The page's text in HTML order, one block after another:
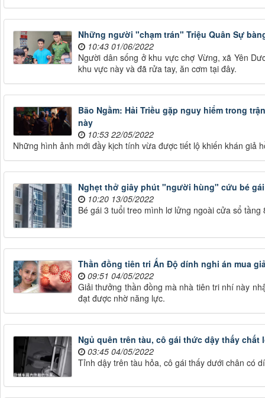
Những người "chạm trán" Triệu Quân Sự
10:43 01/06/2022
Người dân sống ở khu vực chợ Vừng, xã Yên
khu vực này và đã rửa tay, ăn cơm tại đây.
Bão Ngầm: Hải Triều gặp nguy hiểm trong
này
10:53 22/05/2022
Những hình ảnh mới đầy kịch tính vừa được tiết lộ khiến khán giả
Nghẹt thở giây phút "người hùng" cứu bé
10:20 13/05/2022
Bé gái 3 tuổi treo mình lơ lửng ngoài cửa sổ
Thần đồng tiên tri Ấn Độ dính nghi án mua
09:51 04/05/2022
Giải thưởng thần đồng mà nhà tiên tri nhí này
đạt được nhờ năng lực.
Ngủ quên trên tàu, cô gái thức dậy thấy
03:45 04/05/2022
Tỉnh dậy trên tàu hỏa, cô gái thấy dưới chân có